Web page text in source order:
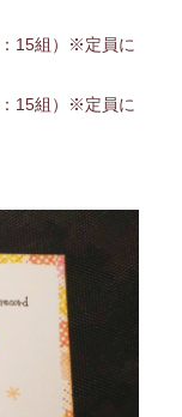
15組）※定員に
15組）※定員に